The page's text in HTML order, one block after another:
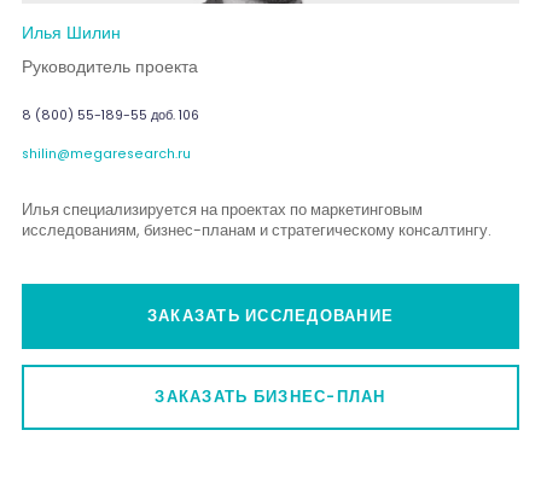
Илья Шилин
Руководитель проекта
8 (800) 55-189-55 доб. 106
shilin@megaresearch.ru
Илья специализируется на проектах по маркетинговым
исследованиям, бизнес-планам и стратегическому консалтингу.
ЗАКАЗАТЬ ИССЛЕДОВАНИЕ
ЗАКАЗАТЬ БИЗНЕС-ПЛАН